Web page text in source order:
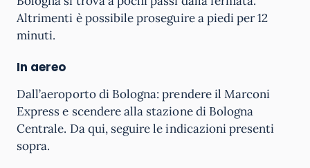
Altrimenti è possibile proseguire a piedi per 12
minuti.
In aereo
Dall’aeroporto di Bologna: prendere il Marconi
Express e scendere alla stazione di Bologna
Centrale. Da qui, seguire le indicazioni presenti
sopra.